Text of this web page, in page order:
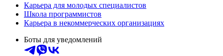
Карьера для молодых специалистов
Школа программистов
Карьера в некоммерческих организациях
Боты для уведомлений